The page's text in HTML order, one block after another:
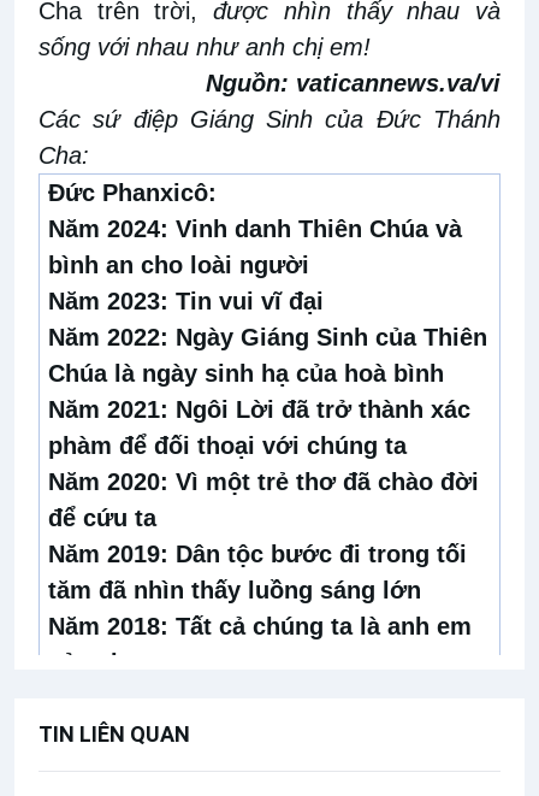
Cha trên trời,được nhìn thấy nhau và
sống với nhau như anh chị em!
Nguồn: vaticannews.va/vi
Các sứ điệp Giáng Sinh của Đức Thánh
Cha:
Đức Phanxicô:
Năm 2024:Vinh danh Thiên Chúa và
bình an cho loài người
Năm 2023:Tin vui vĩ đại
Năm 2022: Ngày Giáng Sinh của Thiên
Chúa là ngày sinh hạ của hoà bình
Năm 2021: Ngôi Lời đã trở thành xác
phàm để đối thoại với chúng ta
Năm 2020:Vì một trẻ thơ đã chào đời
để cứu ta
Năm 2019: Dân tộc bước đi trong tối
tăm đã nhìn thấy luồng sáng lớn
Năm 2018:Tất cả chúng ta là anh em
của nhau
Nhi trên gương mặt các trẻ thơ
Năm 2016:Quyền năng của tình yêu
TIN LIÊN QUAN